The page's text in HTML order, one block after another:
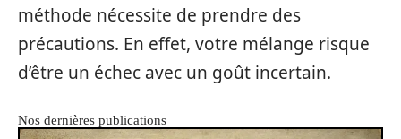
méthode nécessite de prendre des
précautions. En effet, votre mélange risque
d’être un échec avec un goût incertain.
Nos dernières publications